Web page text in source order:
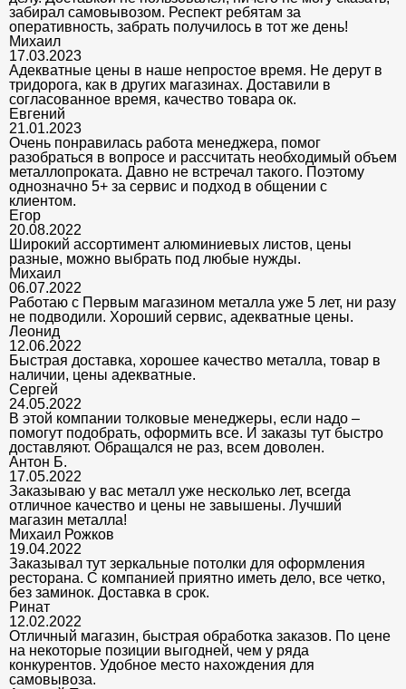
забирал самовывозом. Респект ребятам за
оперативность, забрать получилось в тот же день!
Михаил
17.03.2023
Адекватные цены в наше непростое время. Не дерут в
тридорога, как в других магазинах. Доставили в
согласованное время, качество товара ок.
Евгений
21.01.2023
Очень понравилась работа менеджера, помог
разобраться в вопросе и рассчитать необходимый объем
металлопроката. Давно не встречал такого. Поэтому
однозначно 5+ за сервис и подход в общении с
клиентом.
Егор
20.08.2022
Широкий ассортимент алюминиевых листов, цены
разные, можно выбрать под любые нужды.
Михаил
06.07.2022
Работаю с Первым магазином металла уже 5 лет, ни разу
не подводили. Хороший сервис, адекватные цены.
Леонид
12.06.2022
Быстрая доставка, хорошее качество металла, товар в
наличии, цены адекватные.
Сергей
24.05.2022
В этой компании толковые менеджеры, если надо –
помогут подобрать, оформить все. И заказы тут быстро
доставляют. Обращался не раз, всем доволен.
Антон Б.
17.05.2022
Заказываю у вас металл уже несколько лет, всегда
отличное качество и цены не завышены. Лучший
магазин металла!
Михаил Рожков
19.04.2022
Заказывал тут зеркальные потолки для оформления
ресторана. С компанией приятно иметь дело, все четко,
без заминок. Доставка в срок.
Ринат
12.02.2022
Отличный магазин, быстрая обработка заказов. По цене
на некоторые позиции выгодней, чем у ряда
конкурентов. Удобное место нахождения для
самовывоза.